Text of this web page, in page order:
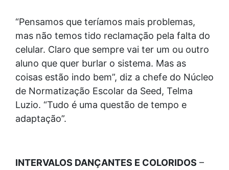
“Pensamos que teríamos mais problemas,
mas não temos tido reclamação pela falta do
celular. Claro que sempre vai ter um ou outro
aluno que quer burlar o sistema. Mas as
coisas estão indo bem”, diz a chefe do Núcleo
de Normatização Escolar da Seed, Telma
Luzio. “Tudo é uma questão de tempo e
adaptação”.
INTERVALOS DANÇANTES E COLORIDOS –